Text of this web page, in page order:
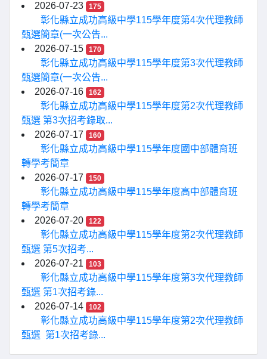
2026-07-23
175
彰化縣立成功高級中學115學年度第4次代理教師
甄選簡章(一次公告...
2026-07-15
170
彰化縣立成功高級中學115學年度第3次代理教師
甄選簡章(一次公告...
2026-07-16
162
彰化縣立成功高級中學115學年度第2次代理教師
甄選 第3次招考錄取...
2026-07-17
160
彰化縣立成功高級中學115學年度國中部體育班
轉學考簡章
2026-07-17
150
彰化縣立成功高級中學115學年度高中部體育班
轉學考簡章
2026-07-20
122
彰化縣立成功高級中學115學年度第2次代理教師
甄選 第5次招考...
2026-07-21
103
彰化縣立成功高級中學115學年度第3次代理教師
甄選 第1次招考錄...
2026-07-14
102
彰化縣立成功高級中學115學年度第2次代理教師
甄選 第1次招考錄...